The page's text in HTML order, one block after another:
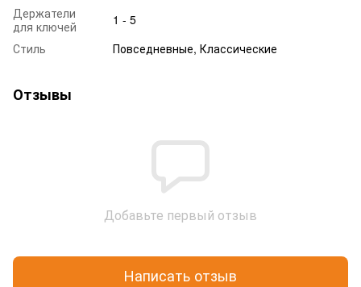
Держатели
для ключей
1 - 5
Стиль
Повседневные, Классические
Отзывы
Добавьте первый отзыв
Написать отзыв